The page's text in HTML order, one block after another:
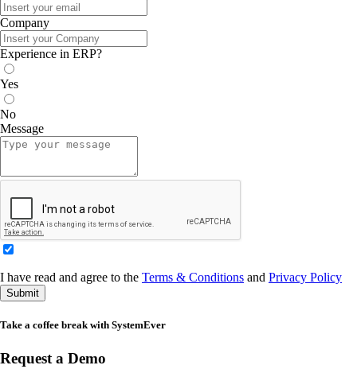
Company
Experience in ERP?
Yes
No
Message
I have read and agree to the Terms & Conditions and Privacy Policy
Submit
Take a coffee break with SystemEver
Request a Demo